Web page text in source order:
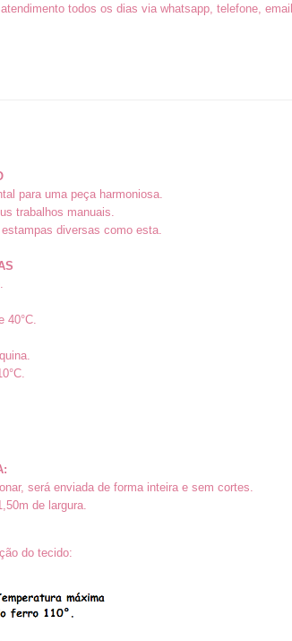
todos os dias via whatsapp, telefone,
para uma peça harmoniosa.
trabalhos manuais.
diversas como esta.
40°C.
será enviada de forma inteira e sem cortes.
de largura.
do tecido: